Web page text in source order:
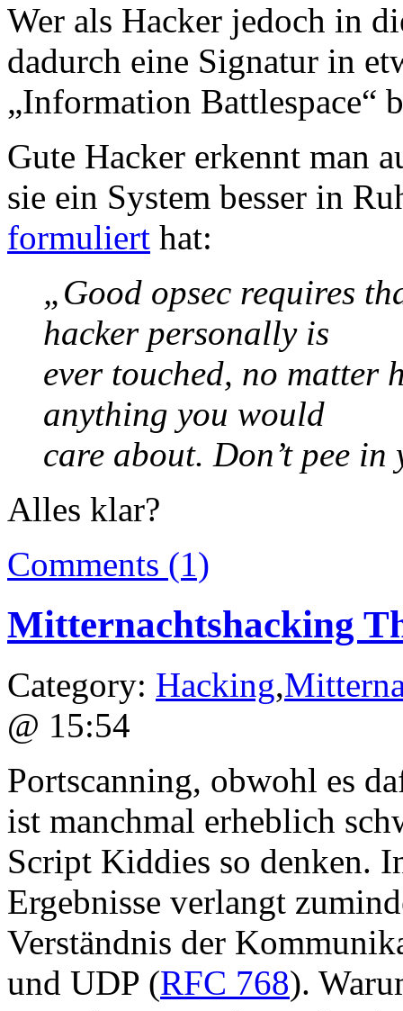
Wer als Hacker jedoch in
dadurch eine Signatur in
„Information Battlespace“
Gute Hacker erkennt man
sie ein System besser in
formuliert hat:
„Good opsec requires
hacker personally is
ever touched, no matter
anything you would
care about. Don’t pee
Alles klar?
Comments (1)
Mitternachtshacking
Category: Hacking,
@ 15:54
Portscanning, obwohl es
ist manchmal erheblich
Script Kiddies so denken.
Ergebnisse verlangt
Verständnis der
und UDP (RFC 768).